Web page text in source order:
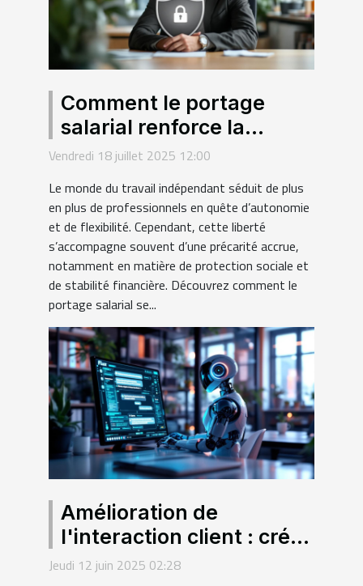
Comment le portage
salarial renforce la
sécurité des freelances ?
Vendredi 18 juillet 2025 12:00
Le monde du travail indépendant séduit de plus
en plus de professionnels en quête d’autonomie
et de flexibilité. Cependant, cette liberté
s’accompagne souvent d’une précarité accrue,
notamment en matière de protection sociale et
de stabilité financière. Découvrez comment le
portage salarial se...
Amélioration de
l'interaction client : créer
des chatbots intelligents
Jeudi 12 juin 2025 02:28